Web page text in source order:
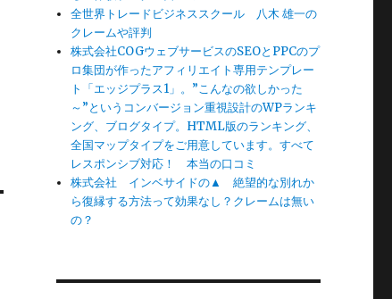
全世界トレードビジネススクール 八木 雄一の
クレームや評判
株式会社COGウェブサービスのSEOとPPCのプ
ロ集団が作ったアフィリエイト専用テンプレー
ト「エッジプラス1」。”こんなの欲しかった
～”というコンバージョン重視設計のWPランキ
ング、ブログタイプ。HTML版のランキング、
全国マップタイプをご用意しています。すべて
レスポンシブ対応！ 本当の口コミ
株式会社 インベサイドの▲ 絶望的な別れか
ら復縁する方法って効果なし？クレームは無い
の？